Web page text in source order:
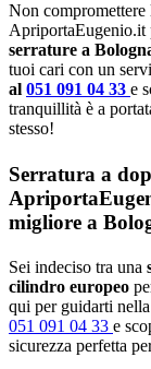
Non compromettere
ApriportaEugenio.it
serrature a
tuoi cari con un
al 051 091 04 33 e
tranquillità è a
stesso!
Serratura a
migliore a
Sei indeciso tra una
cilindro europeo
qui per guidarti
051 091 04 33 e
sicurezza perfetta